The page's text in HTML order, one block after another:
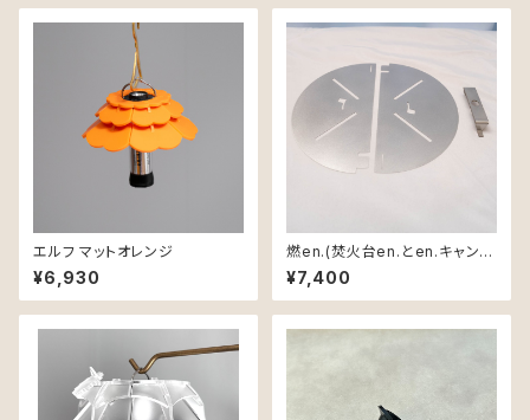
エルフ マットオレンジ
¥6,930
燃en.(焚火台en.とen.キャンプ
ファイヤー用)
¥7,400